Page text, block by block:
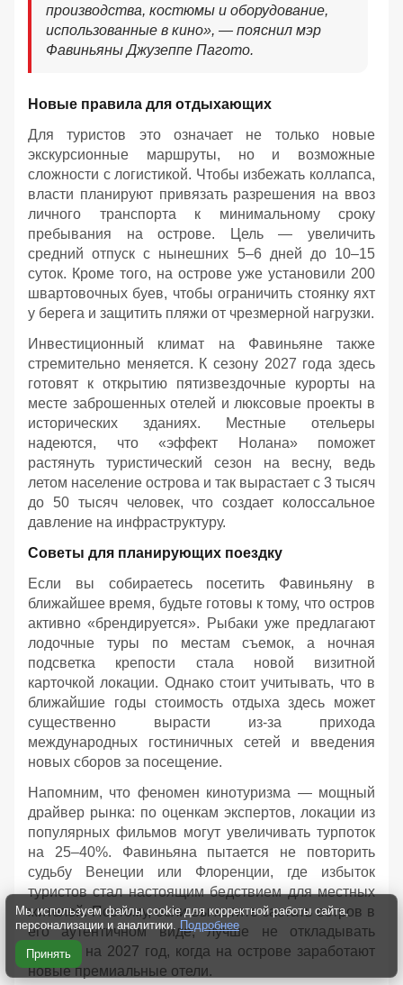
производства, костюмы и оборудование,
использованные в кино», — пояснил мэр
Фавиньяны Джузеппе Пагото.
Новые правила для отдыхающих
Для туристов это означает не только новые
экскурсионные маршруты, но и возможные
сложности с логистикой. Чтобы избежать коллапса,
власти планируют привязать разрешения на ввоз
личного транспорта к минимальному сроку
пребывания на острове. Цель — увеличить
средний отпуск с нынешних 5–6 дней до 10–15
суток. Кроме того, на острове уже установили 200
швартовочных буев, чтобы ограничить стоянку яхт
у берега и защитить пляжи от чрезмерной нагрузки.
Инвестиционный климат на Фавиньяне также
стремительно меняется. К сезону 2027 года здесь
готовят к открытию пятизвездочные курорты на
месте заброшенных отелей и люксовые проекты в
исторических зданиях. Местные отельеры
надеются, что «эффект Нолана» поможет
растянуть туристический сезон на весну, ведь
летом население острова и так вырастает с 3 тысяч
до 50 тысяч человек, что создает колоссальное
давление на инфраструктуру.
Советы для планирующих поездку
Если вы собираетесь посетить Фавиньяну в
ближайшее время, будьте готовы к тому, что остров
активно «брендируется». Рыбаки уже предлагают
лодочные туры по местам съемок, а ночная
подсветка крепости стала новой визитной
карточкой локации. Однако стоит учитывать, что в
ближайшие годы стоимость отдыха здесь может
существенно вырасти из-за прихода
международных гостиничных сетей и введения
новых сборов за посещение.
Напомним, что феномен кинотуризма — мощный
драйвер рынка: по оценкам экспертов, локации из
популярных фильмов могут увеличивать турпоток
на 25–40%. Фавиньяна пытается не повторить
судьбу Венеции или Флоренции, где избыток
туристов стал настоящим бедствием для местных
жителей. Поэтому, если вы хотите застать остров в
его аутентичном виде, лучше не откладывать
поездку на 2027 год, когда на острове заработают
новые премиальные отели.
Мы используем файлы cookie для корректной работы сайта,
персонализации и аналитики. Подробнее
Принять